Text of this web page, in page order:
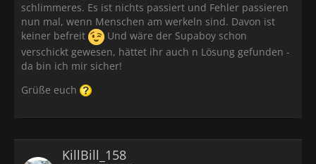
schlimmeres. Es ist nichts passiert und Fehler passieren
nun mal, wenn Menschen am werkeln sind. Davon ist
keiner befreit
Und wäre der Supaboy schon
verschickt gewesen, hättet ihr auch n Lösung gefunden -
da bin ich mir sicher!
Grüße euch
KillBill_158